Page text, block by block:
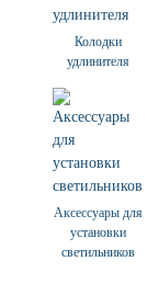
Колодки
удлинителя
Аксессуары для
установки
светильников